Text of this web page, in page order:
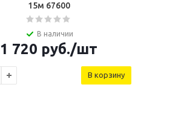
15м 67600
В наличии
1 720 руб./шт
В корзину